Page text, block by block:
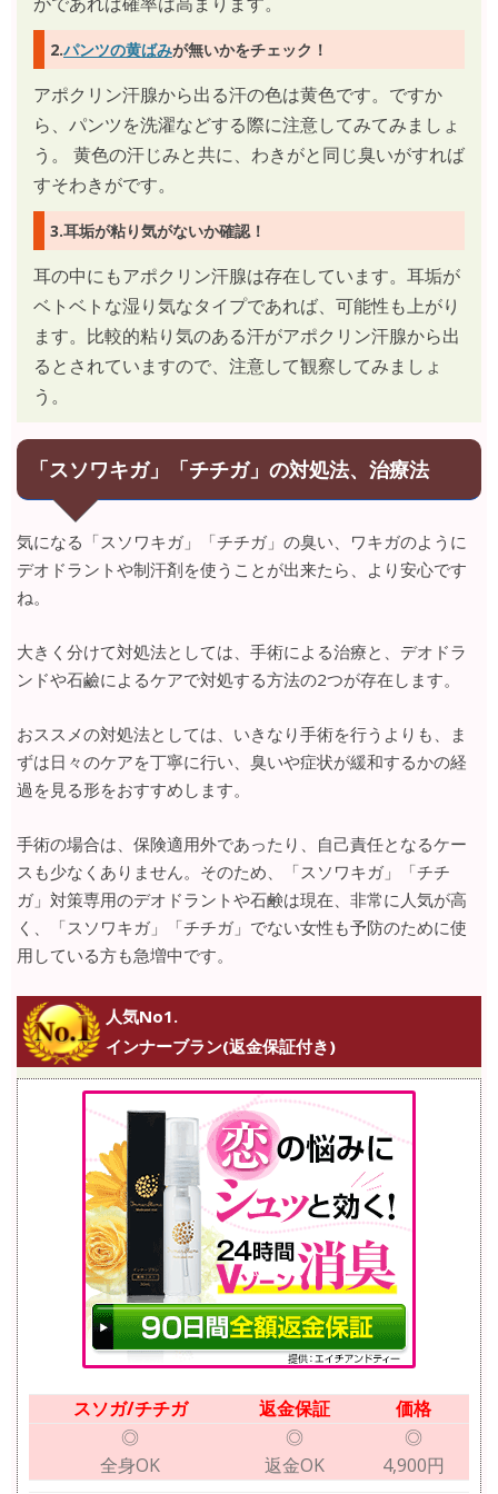
2.パンツの黄ばみが無いかをチェック！
アポクリン汗腺から出る汗の色は黄色です。ですか
ら、パンツを洗濯などする際に注意してみてみましょ
う。 黄色の汗じみと共に、わきがと同じ臭いがすれば
すそわきがです。
3.耳垢が粘り気がないか確認！
耳の中にもアポクリン汗腺は存在しています。耳垢が
ベトベトな湿り気なタイプであれば、可能性も上がり
ます。比較的粘り気のある汗がアポクリン汗腺から出
るとされていますので、注意して観察してみましょ
う。
「スソワキガ」「チチガ」の対処法、治療法
気になる「スソワキガ」「チチガ」の臭い、ワキガのように
デオドラントや制汗剤を使うことが出来たら、より安心です
ね。
大きく分けて対処法としては、手術による治療と、デオドラ
ンドや石鹼によるケアで対処する方法の2つが存在します。
おススメの対処法としては、いきなり手術を行うよりも、ま
ずは日々のケアを丁寧に行い、臭いや症状が緩和するかの経
過を見る形をおすすめします。
手術の場合は、保険適用外であったり、自己責任となるケー
スも少なくありません。そのため、「スソワキガ」「チチ
ガ」対策専用のデオドラントや石鹸は現在、非常に人気が高
く、「スソワキガ」「チチガ」でない女性も予防のために使
用している方も急増中です。
人気No1.
インナーブラン(返金保証付き)
スソガ/チチガ 返金保証
価格
◎
全身OK
◎
返金OK
◎
4,900円